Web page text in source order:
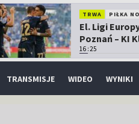
TRWA PIŁKA
El. Ligi
Poznań – KI
16:25
TRANSMISJE WIDEO WYNIKI